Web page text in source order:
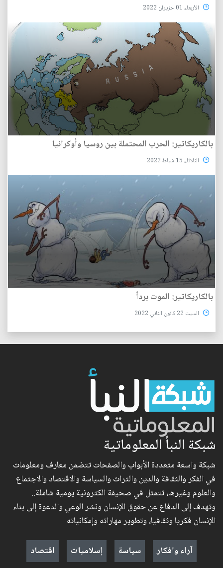
الأربعاء 01 حزيران 2022
بالكاريكاتير: الحرب المحتملة بين روسيا وأوكرانيا
الثلاثاء 15 شباط 2022
بالكاريكاتير: الموت برداً
السبت 22 كانون الثاني 2022
شبكة النبأ المعلوماتية
شبكة واسعة متعددة الأبواب والصفحات تتضمن معارف ومعلومات
في الفكر والثقافة والدين والتراث والسياسة والاقتصاد والاجتماع
والعلوم وغيرها، تتمثل في صحيفة الكترونية يومية شاملة..
وتهدف إلى الدفاع عن حقوق الإنسان ونشر الوعي والدعوة إلى بناء
الإنسان فكريا وثقافيا، وتطوير مهاراته وإمكانياته
آراء وافكار
سياسة إسلاميات اقتصاد